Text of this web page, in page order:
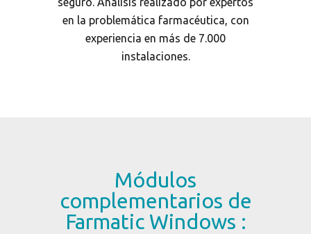
en la problemática farmacéutica, con
experiencia en más de 7.000
instalaciones.
Módulos
complementarios de
Farmatic Windows :